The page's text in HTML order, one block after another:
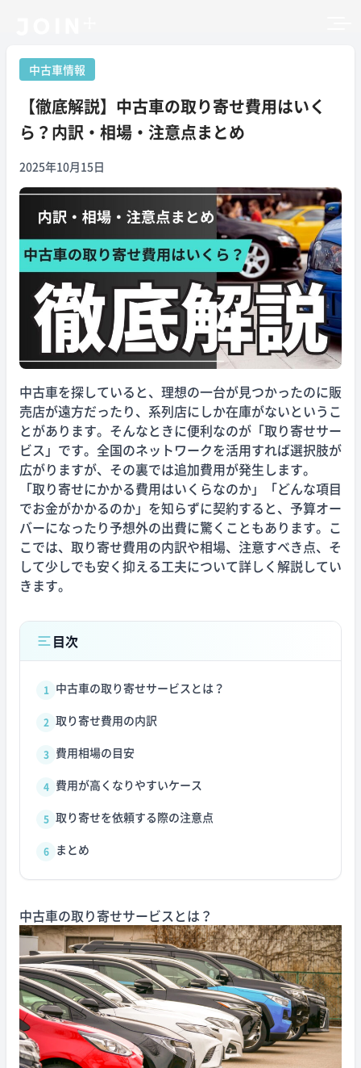
中古車情報
【徹底解説】中古車の取り寄せ費用はいく
ら？内訳・相場・注意点まとめ
2025年10月15日
中古車を探していると、理想の一台が見つかったのに販
売店が遠方だったり、系列店にしか在庫がないというこ
とがあります。そんなときに便利なのが「取り寄せサー
ビス」です。全国のネットワークを活用すれば選択肢が
広がりますが、その裏では追加費用が発生します。
「取り寄せにかかる費用はいくらなのか」「どんな項目
でお金がかかるのか」を知らずに契約すると、予算オー
バーになったり予想外の出費に驚くこともあります。こ
こでは、取り寄せ費用の内訳や相場、注意すべき点、そ
して少しでも安く抑える工夫について詳しく解説してい
きます。
目次
1 中古車の取り寄せサービスとは？
2 取り寄せ費用の内訳
3 費用相場の目安
4 費用が高くなりやすいケース
5 取り寄せを依頼する際の注意点
6 まとめ
中古車の取り寄せサービスとは？